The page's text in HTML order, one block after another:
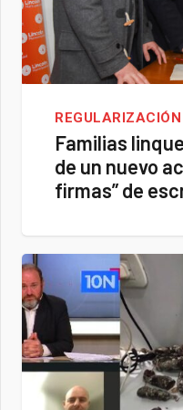
Familias
de un nuevo
firmas” de